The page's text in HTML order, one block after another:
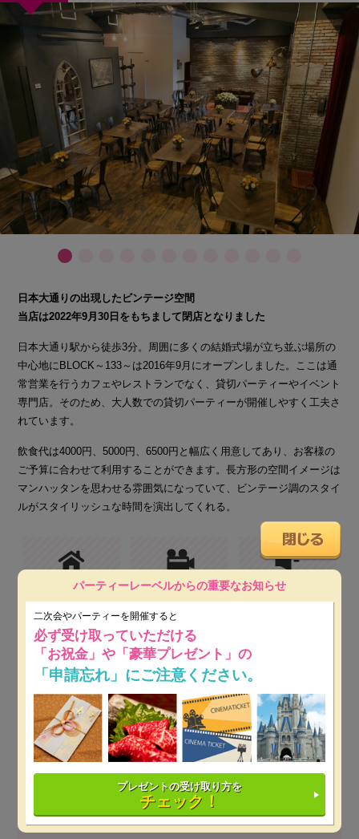
日本大通りの出現したビンテージ空間
当店は2022年9月30日をもちまして閉店となりました
日本大通り駅から徒歩3分。周囲に多くの結婚式場が立ち並ぶ場所の
中心地にBLOCK～133～は2016年9月にオープンしました。ここは通
常営業を行うカフェやレストランでなく、貸切パーティーやイベント
専門店。そのため、大人数での貸切パーティーが開催しやすく工夫さ
れています。
飲食代は4000円、5000円、6500円と幅広く用意してあり、お客様の
ご予算に合わせて利用することができます。長方形の空間イメージは
マンハッタンを思わせる雰囲気になっていて、ビンテージ調のスタイ
ルがスタイリッシュな時間を演出してくれる。
個室・控室
プロジェクター&スク
リーン
音響設備
天井高 駅近
人数
立食 20～90名
着席 ～40名
料理
パーティーレーベルからの重要なお知らせ
二次会やパーティーを開催すると
必ず受け取っていただける
「お祝金」や「豪華プレゼント」の
「申請忘れ」にご注意ください。
プレゼントの受け取り方を
チェック！